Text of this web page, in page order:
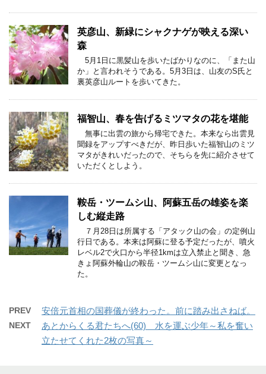
英彦山、新緑にシャクナゲが映える深い
森
5月1日に黒髪山を歩いたばかりなのに、「また山
か」と言われそうである。5月3日は、山友のS氏と
裏英彦山ルートを歩いてきた。
福智山、春を告げるミツマタの花を堪能
無事に出雲の旅から帰宅できた。本来なら出雲見
聞録をアップすべきだが、昨日歩いた福智山のミツ
マタがきれいだったので、そちらを先に紹介させて
いただくとしよう。
鞍岳・ツームシ山、阿蘇五岳の雄姿を楽
しむ縦走路
７月28日は所属する「アタック山の会」の定例山
行日である。本来は阿蘇に登る予定だったが、噴火
レベル2で火口から半径1kmは立入禁止と聞き、急
きょ阿蘇外輪山の鞍岳・ツームシ山に変更となっ
た。
PREV 安倍元首相の国葬儀が終わった。前に踏み出さねば。
NEXT
あとからくる君たちへ(60) 水を運ぶ少年～私を奮い
立たせてくれた2枚の写真～